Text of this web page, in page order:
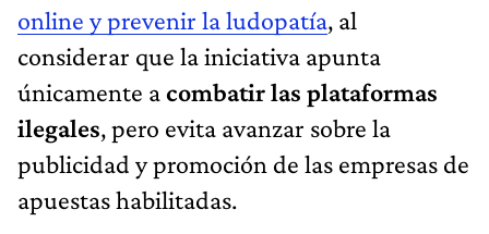
online y prevenir la ludopatía, al
considerar que la iniciativa apunta
únicamente acombatir las plataformas
ilegales, pero evita avanzar sobre la
publicidad y promoción de las empresas de
apuestas habilitadas.